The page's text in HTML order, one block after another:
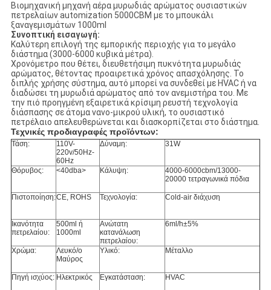
Βιομηχανική μηχανή αέρα μυρωδιάς αρώματος ουσιαστικών
πετρελαίων automization 5000CBM με το μπουκάλι
ξαναγεμισμάτων 1000ml
Συνοπτική εισαγωγή:
Καλύτερη επιλογή της εμπορικής περιοχής για το μεγάλο
διάστημα (3000-6000 κυβικά μέτρα).
Χρονόμετρο που θέτει, διευθετήσιμη πυκνότητα μυρωδιάς
αρώματος, θέτοντας προαιρετικά χρόνος απασχόλησης. Το
διπλής χρήσης σύστημα, αυτό μπορεί να συνδεθεί με HVAC ή να
διαδώσει τη μυρωδιά αρώματος από τον ανεμιστήρα του. Με
την πιό προηγμένη εξαιρετικά κρίσιμη ρευστή τεχνολογία
διάσπασης σε άτομα νανο-μικρού υλική, το ουσιαστικό
πετρέλαιο απελευθερώνεται και διασκορπίζεται στο διάστημα.
Τεχνικές προδιαγραφές προϊόντων:
Τάση:
110V-
220v/50Hz-
60Hz
Δύναμη: 31W
Θόρυβος: <40dba> Κάλυψη:
4000-6000cbm/13000-
20000 τετραγωνικά πόδια
Πιστοποίηση:CE, ROHS Τεχνολογία: Cold-air διάχυση
Ικανότητα
πετρελαίου:
500ml ή
1000ml
Ανώτατη
κατανάλωση
πετρελαίου:
6ml/h±5%
Χρώμα:
Λευκό/ο
Μαύρος
Υλικό: Μέταλλο
Πηγή ισχύος: Ηλεκτρικός Εγκατάσταση: HVAC